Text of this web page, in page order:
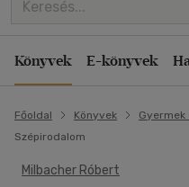
Könyvek E-könyvek
Főoldal Könyvek
Szépirodalom
Milbacher Róbert